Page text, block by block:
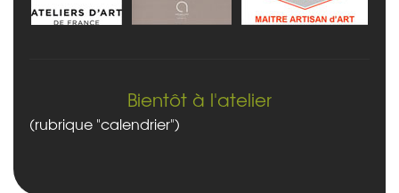
Bientôt à l'atelier
(rubrique "calendrier")